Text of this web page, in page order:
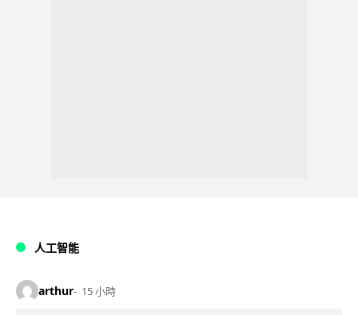
人工智能
arthur 15 小時